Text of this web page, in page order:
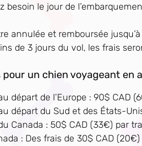
besoin le jour de
annulée et remboursée
de 3 jours du vol, les frais
un chien voyageant en
départ de l’Europe : 90$ CAD
départ du Sud et des États-
Canada : 50$ CAD (33€) par
: Des frais de 30$ CAD